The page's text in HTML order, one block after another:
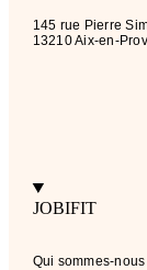
145 rue Pierre
13210 Aix-en-
JOBIFIT
Qui sommes-